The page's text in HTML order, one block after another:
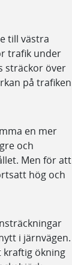
till västra
trafik under
sträckor över
på trafiken
en mer
och
Men för att
hög och
i järnvägen.
kraftig ökning